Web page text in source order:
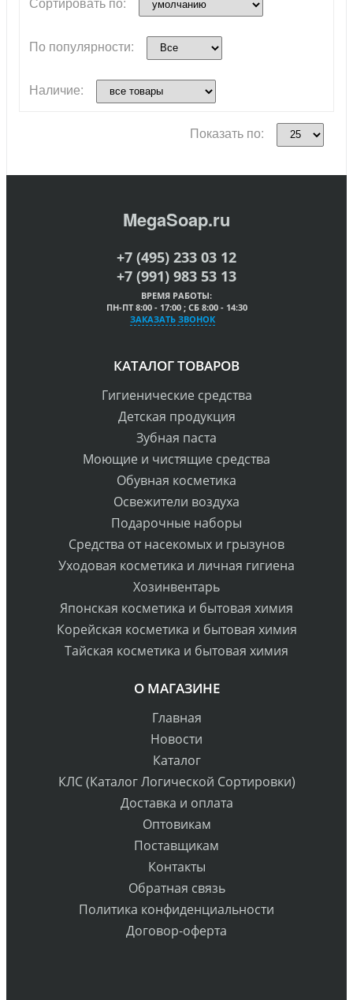
По популярности:
Наличие:
Показать по:
MegaSoap.ru
+7 (495) 233 03 12
+7 (991) 983 53 13
ВРЕМЯ РАБОТЫ:
ПН-ПТ 8:00 - 17:00 ; СБ 8:00 - 14:30
ЗАКАЗАТЬ ЗВОНОК
КАТАЛОГ ТОВАРОВ
Гигиенические средства
Детская продукция
Зубная паста
Моющие и чистящие средства
Обувная косметика
Освежители воздуха
Подарочные наборы
Средства от насекомых и грызунов
Уходовая косметика и личная гигиена
Хозинвентарь
Японская косметика и бытовая химия
Корейская косметика и бытовая химия
Тайская косметика и бытовая химия
О МАГАЗИНЕ
Главная
Новости
Каталог
КЛС (Каталог Логической Сортировки)
Доставка и оплата
Оптовикам
Поставщикам
Контакты
Обратная связь
Политика конфиденциальности
Договор-оферта